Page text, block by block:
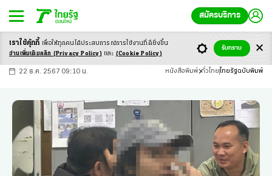
สมัครบริการ
-ก ก ก+
22 ธ.ค. 2567 09:10 น. หนังสือพิมพ์ ทั่วไทย ไทยรัฐฉบับพิมพ์
เราใช้คุ้กกี้ เพื่อให้ทุกคนได้ประสบการณ์การใช้งานที่ดียิ่งขึ้น
อ่านเพิ่มเติมคลิก (Privacy Policy) และ (Cookie Policy)
รับทราบ